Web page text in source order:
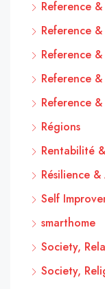
Reference
Reference
Reference
Reference
Reference
Régions
Rentabilité
Résilience
Self
smarthome
Society,
Society,